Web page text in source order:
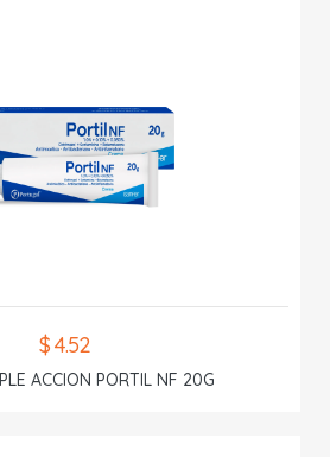
$ 4.52
ACCION PORTIL NF 20G